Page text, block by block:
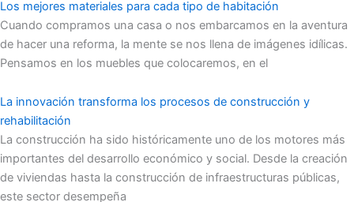
Los mejores materiales para cada tipo de habitación
Cuando compramos una casa o nos embarcamos en la aventura
de hacer una reforma, la mente se nos llena de imágenes idílicas.
Pensamos en los muebles que colocaremos, en el
La innovación transforma los procesos de construcción y
rehabilitación
La construcción ha sido históricamente uno de los motores más
importantes del desarrollo económico y social. Desde la creación
de viviendas hasta la construcción de infraestructuras públicas,
este sector desempeña